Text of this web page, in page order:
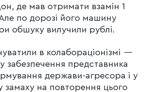
де мав отримати взамін 1
по дорозі його машину
обшуку вилучили рублі.
в колабораціонізмі —
забезпечення представника
держави-агресора і у
замаху на повторення цього